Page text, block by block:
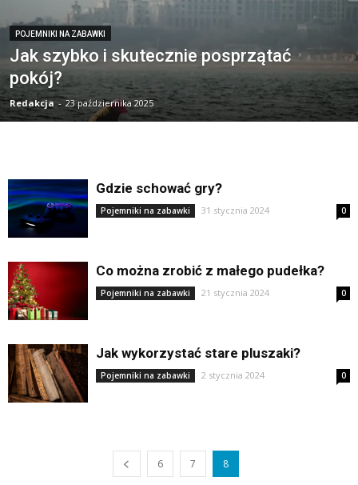
POJEMNIKI NA ZABAWKI
Jak szybko i skutecznie posprzątać
pokój?
Redakcja - 23 października 2025
Gdzie schować gry?
Pojemniki na zabawki 31 stycznia 2024 0
Co można zrobić z małego pudełka?
Pojemniki na zabawki 21 stycznia 2024 0
Jak wykorzystać stare pluszaki?
Pojemniki na zabawki 2 stycznia 2024 0
6 7 8